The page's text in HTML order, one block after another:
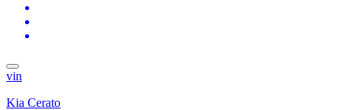
vin
Kia Cerato